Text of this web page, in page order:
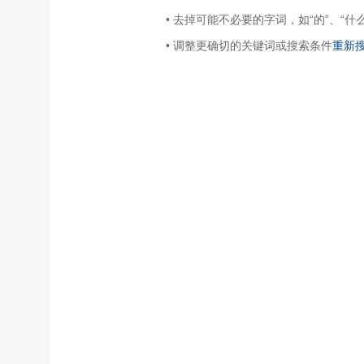
• 去掉可能不必要的字词，如“的”、“什
• 调整更确切的关键词或搜索条件重新